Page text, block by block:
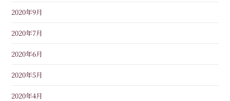
2020年9月
2020年7月
2020年6月
2020年5月
2020年4月